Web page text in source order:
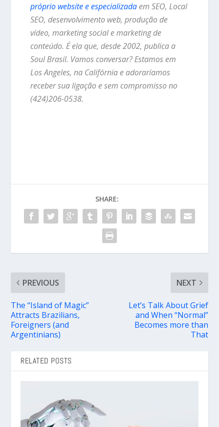
próprio website e especializada em SEO, Local
SEO, desenvolvimento web, produção de
vídeo, marketing social e marketing de
conteúdo. É ela que, desde 2002, publica a
Soul Brasil. Vamos conversar? Estamos em
Los Angeles, na Califórnia e adoraríamos
receber sua ligação e sem compromisso no
(424)206-0538.
SHARE:
PREVIOUS
The “Island of Magic”
Attracts Brazilians,
Foreigners (and
Argentinians)
NEXT
Let’s Talk About Grief
and When “Normal”
Becomes more than
That
RELATED POSTS